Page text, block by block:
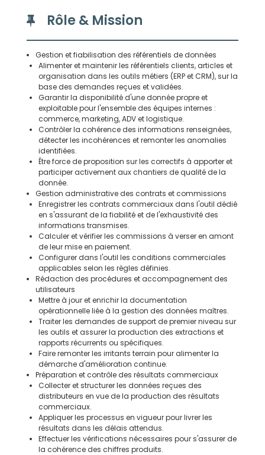
Rôle & Mission
Gestion et fiabilisation des référentiels de données
Alimenter et maintenir les référentiels clients, articles et
organisation dans les outils métiers (ERP et CRM), sur la
base des demandes reçues et validées.
Garantir la disponibilité d'une donnée propre et
exploitable pour l'ensemble des équipes internes :
commerce, marketing, ADV et logistique.
Contrôler la cohérence des informations renseignées,
détecter les incohérences et remonter les anomalies
identifiées.
Être force de proposition sur les correctifs à apporter et
participer activement aux chantiers de qualité de la
donnée.
Gestion administrative des contrats et commissions
Enregistrer les contrats commerciaux dans l'outil dédié
en s'assurant de la fiabilité et de l'exhaustivité des
informations transmises.
Calculer et vérifier les commissions à verser en amont
de leur mise en paiement.
Configurer dans l'outil les conditions commerciales
applicables selon les règles définies.
Rédaction des procédures et accompagnement des
utilisateurs
Mettre à jour et enrichir la documentation
opérationnelle liée à la gestion des données maîtres.
Traiter les demandes de support de premier niveau sur
les outils et assurer la production des extractions et
rapports récurrents ou spécifiques.
Faire remonter les irritants terrain pour alimenter la
démarche d'amélioration continue.
Préparation et contrôle des résultats commerciaux
Collecter et structurer les données reçues des
distributeurs en vue de la production des résultats
commerciaux.
Appliquer les processus en vigueur pour livrer les
résultats dans les délais attendus.
Effectuer les vérifications nécessaires pour s'assurer de
la cohérence des chiffres produits.